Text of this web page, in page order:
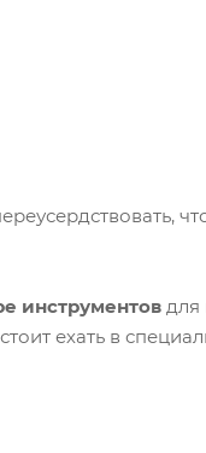
инструментов для
ехать в